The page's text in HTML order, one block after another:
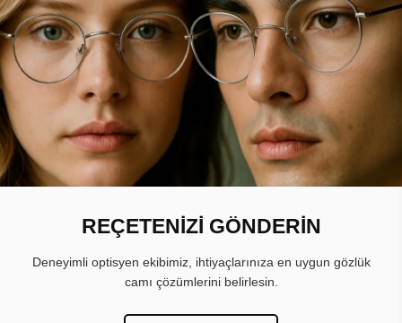
REÇETENİZİ GÖNDERİN
Deneyimli optisyen ekibimiz, ihtiyaçlarınıza en uygun gözlük
camı çözümlerini belirlesin.